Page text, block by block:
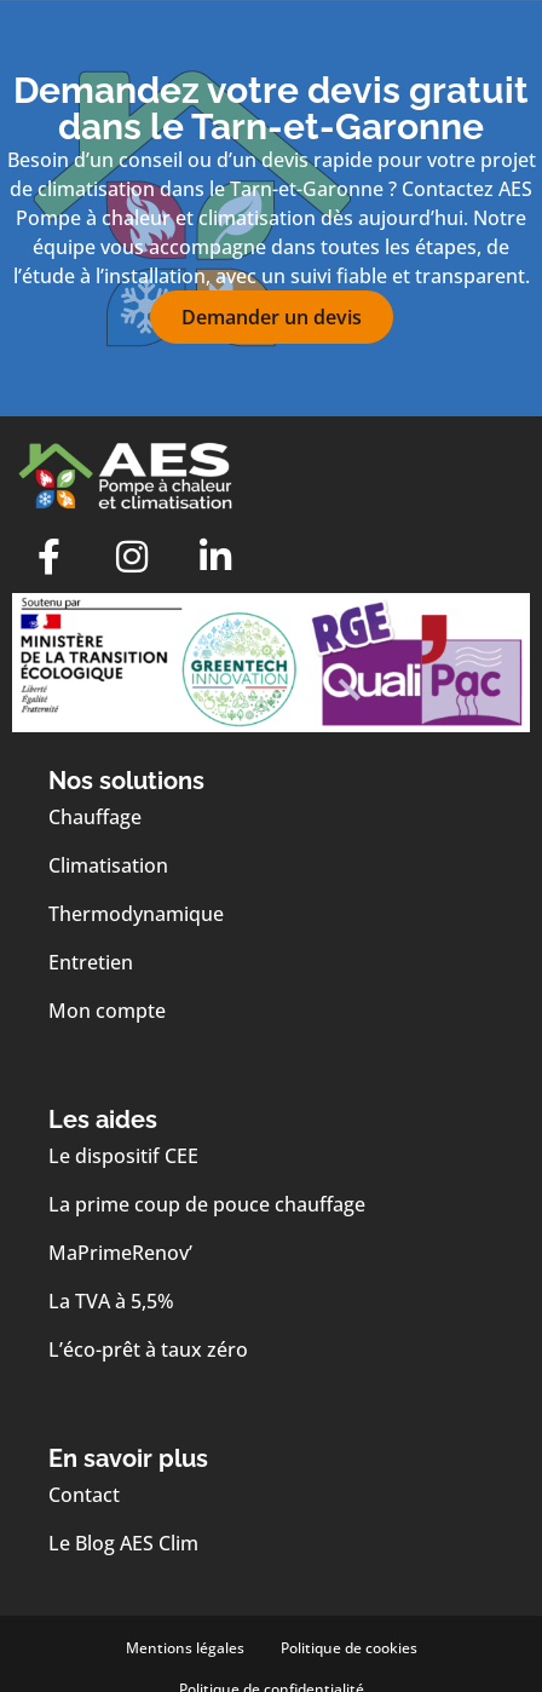
Demandez votre devis gratuit
dans le Tarn-et-Garonne
Besoin d’un conseil ou d’un devis rapide pour votre projet
de climatisation dans le Tarn-et-Garonne ? Contactez AES
Pompe à chaleur et climatisation dès aujourd’hui. Notre
équipe vous accompagne dans toutes les étapes, de
l’étude à l’installation, avec un suivi fiable et transparent.
Demander un devis
Nos solutions
Chauffage
Climatisation
Thermodynamique
Entretien
Mon compte
Les aides
Le dispositif CEE
La prime coup de pouce chauffage
MaPrimeRenov’
La TVA à 5,5%
L’éco-prêt à taux zéro
En savoir plus
Contact
Le Blog AES Clim
Mentions légales
Politique de cookies